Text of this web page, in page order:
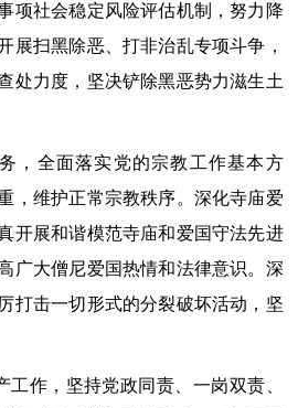
项社会稳定风险评估机制，努力降
展扫黑除恶、打非治乱专项斗争，
处力度，坚决铲除黑恶势力滋生土
， 全面落实党的宗教工作基本方
，维护正常宗教秩序。深化寺庙爱
开展和谐模范寺庙和爱国守法先进
广大僧尼爱国热情和法律意识。 深
打击一切形式的分裂破坏活动，坚
工作， 坚持党政同责、一岗双责、